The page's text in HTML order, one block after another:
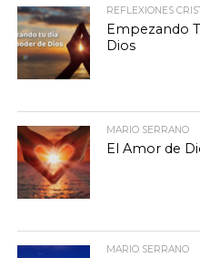
REFLEXIONES
Empezando
Dios
MARIO SERRANO
El Amor de
MARIO SERRANO